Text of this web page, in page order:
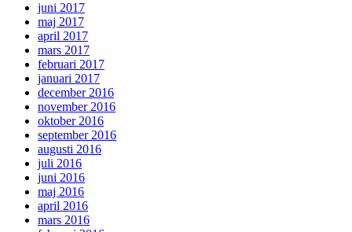
juni 2017
maj 2017
april 2017
mars 2017
februari 2017
januari 2017
december 2016
november 2016
oktober 2016
september 2016
augusti 2016
juli 2016
juni 2016
maj 2016
april 2016
mars 2016